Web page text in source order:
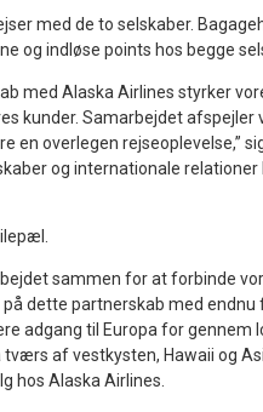
med de to selskaber.
og indløse points hos begge
med Alaska Airlines styrker
kunder. Samarbejdet afspejler
en overlegen rejseoplevelse,”
og internationale relationer
sammen for at forbinde
dette partnerskab med endnu
adgang til Europa for gennem
af vestkysten, Hawaii og
hos Alaska Airlines.